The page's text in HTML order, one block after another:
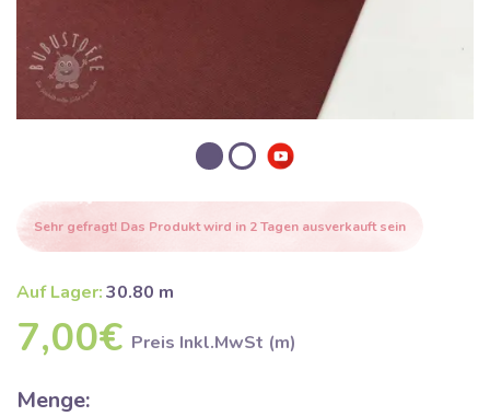
Sehr gefragt! Das Produkt wird in 2 Tagen ausverkauft sein
Auf Lager:30.80 m
7,00€ Preis Inkl.MwSt (m)
Menge: